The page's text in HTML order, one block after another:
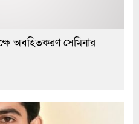
অবহিতকরণ সেমিনার